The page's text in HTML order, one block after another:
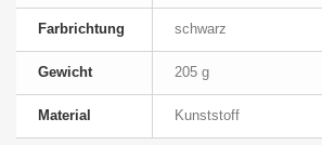
Farbrichtung schwarz
Gewicht 205 g
Material Kunststoff